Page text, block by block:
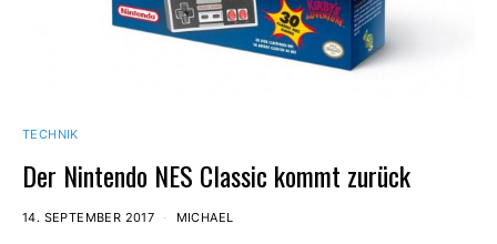
TECHNIK
Der Nintendo NES Classic kommt zurück
14. SEPTEMBER 2017 MICHAEL